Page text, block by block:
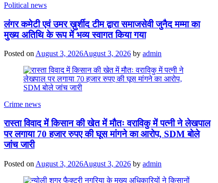
Political news
लंगर कमेटी एवं उमर ख़ुर्शीद टीम द्वारा समाजसेवी जुनैद मम्मा का
मुख्य अतिथि के रूप में भव्य स्वागत किया गया
Posted on August 3, 2026August 3, 2026 by admin
Crime news
रास्ता विवाद में किसान की खेत में मौतः वराविकु में पत्नी ने लेखपाल
पर लगाया 70 हजार रुपए की घूस मांगने का आरोप, SDM बोले
जांच जारी
Posted on August 3, 2026August 3, 2026 by admin